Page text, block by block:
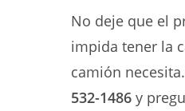
No deje que el
impida tener la
camión
532-1486 y